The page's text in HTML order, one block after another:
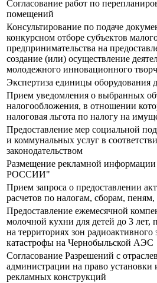
Согласование работ по
помещений
Консультирование по подаче
конкурсном отборе субъектов
предпринимательства на
создание (или) осуществление
молодежного инновационного
Экспертиза единицы оборудования
Прием уведомления о выбранных
налогообложения, в отношении
налоговая льгота по налогу на
Предоставление мер социальной
и коммунальных услуг в
законодательством
Размещение рекламной
РОССИИ"
Прием запроса о предоставлении
расчетов по налогам, сборам,
Предоставление ежемесячной
молочной кухни для детей до 3
на территориях зон радиоактивного
катастрофы на Чернобыльской АЭС
Согласование Разрешений с
администрации на право установки
рекламных конструкций